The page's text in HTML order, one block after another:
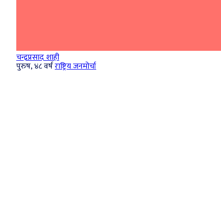
चन्द्रप्रसाद शाही
पुरुष, ४८ वर्षराष्ट्रिय जनमोर्चा